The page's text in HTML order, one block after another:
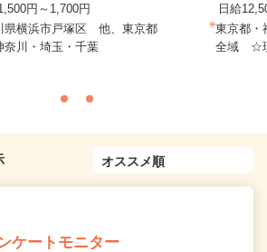
円～1,700円
県横浜市戸塚区 他、東京都
奈川・埼玉・千葉
日給
東京都・
全域 ☆
ケートモニター